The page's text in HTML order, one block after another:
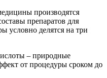
производятся
препаратов для
условно делятся на три
– природные
от процедуры сроком до